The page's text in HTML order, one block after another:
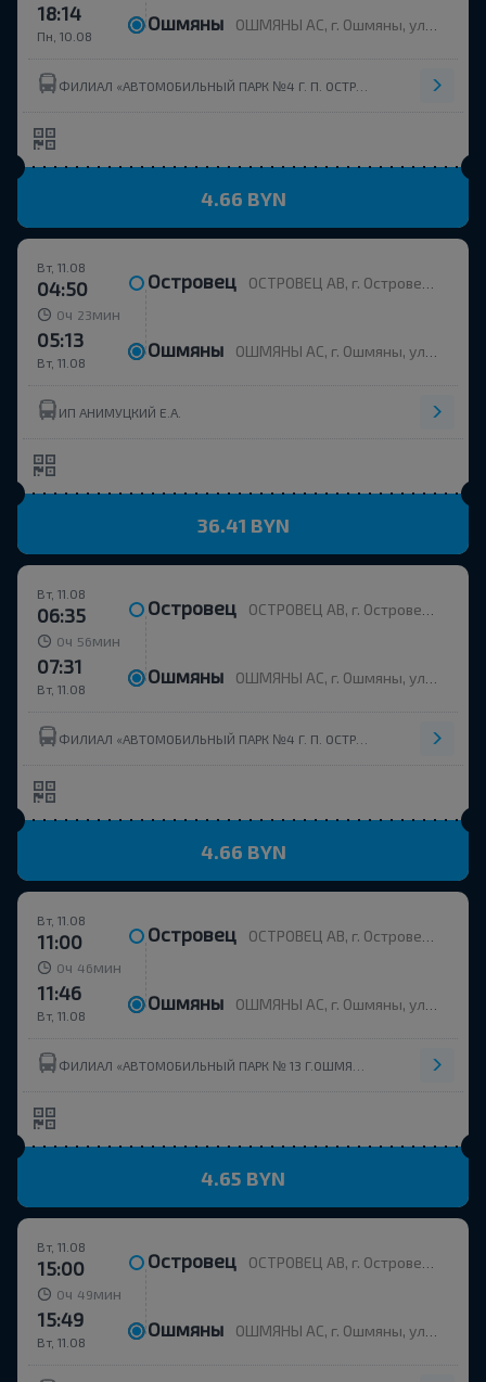
Пн, 10.08
18:14 Ошмяны ОШМЯНЫ АС, г. Ошмяны, ул. Советская, 123
4.66 BYN
Вт, 11.08
04:50 Островец ОСТРОВЕЦ АВ, г. Островец, ул. Энергетиков, 4
0ч 23 мин
Вт, 11.08
05:13 Ошмяны ОШМЯНЫ АС, г. Ошмяны, ул. Советская, 123
ИП АНИМУЦКИЙ Е.А.
36.41 BYN
Вт, 11.08
06:35 Островец ОСТРОВЕЦ АВ, г. Островец, ул. Энергетиков, 4
0ч 56 мин
Вт, 11.08
07:31 Ошмяны ОШМЯНЫ АС, г. Ошмяны, ул. Советская, 123
4.66 BYN
Вт, 11.08
11:00 Островец ОСТРОВЕЦ АВ, г. Островец, ул. Энергетиков, 4
0ч 46 мин
Вт, 11.08
11:46 Ошмяны ОШМЯНЫ АС, г. Ошмяны, ул. Советская, 123
4.65 BYN
Вт, 11.08
15:00 Островец ОСТРОВЕЦ АВ, г. Островец, ул. Энергетиков, 4
0ч 49 мин
Вт, 11.08
15:49 Ошмяны ОШМЯНЫ АС, г. Ошмяны, ул. Советская, 123